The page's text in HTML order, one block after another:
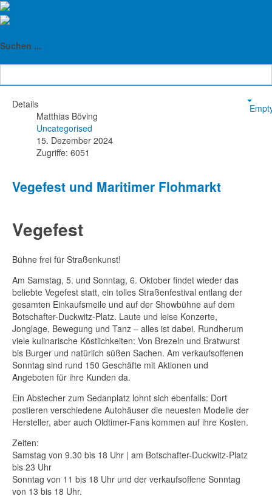
Suchen ...
Details
Matthias Böving
Uncategorised
15. Dezember 2024
Zugriffe: 6051
Vegefest und Maritimer Flohmarkt
Vegefest
Bühne frei für Straßenkunst!
Am Samstag, 5. und Sonntag, 6. Oktober findet wieder das
beliebte Vegefest statt, ein tolles Straßenfestival entlang der
gesamten Einkaufsmeile und auf der Showbühne auf dem
Botschafter-Duckwitz-Platz. Laute und leise Konzerte,
Jonglage, Bewegung und Tanz – alles ist dabei. Rundherum
viele kulinarische Köstlichkeiten: Von Brezeln und Bratwurst
bis Burger und natürlich süßen Sachen. Am verkaufsoffenen
Sonntag sind rund 150 Geschäfte mit Aktionen und
Angeboten für ihre Kunden da.
Ein Abstecher zum Sedanplatz lohnt sich ebenfalls: Dort
postieren verschiedene Autohäuser die neuesten Modelle der
Hersteller, aber auch Oldtimer-Fans kommen auf ihre Kosten.
Zeiten:
Samstag von 9.30 bis 18 Uhr | am Botschafter-Duckwitz-Platz
bis 23 Uhr
Sonntag von 11 bis 18 Uhr und der verkaufsoffene Sonntag
von 13 bis 18 Uhr.